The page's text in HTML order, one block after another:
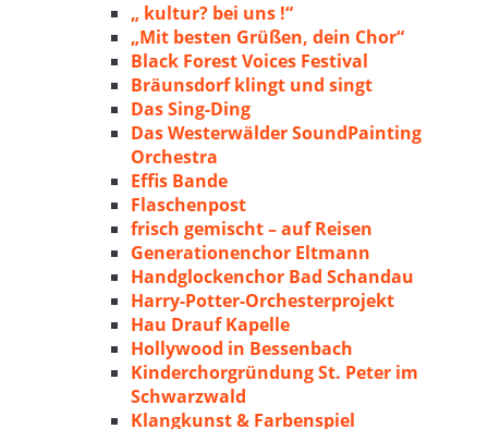
„ kultur? bei uns !“
„Mit besten Grüßen, dein Chor“
Black Forest Voices Festival
Bräunsdorf klingt und singt
Das Sing-Ding
Das Westerwälder SoundPainting
Orchestra
Effis Bande
Flaschenpost
frisch gemischt – auf Reisen
Generationenchor Eltmann
Handglockenchor Bad Schandau
Harry-Potter-Orchesterprojekt
Hau Drauf Kapelle
Hollywood in Bessenbach
Kinderchorgründung St. Peter im
Schwarzwald
Klangkunst & Farbenspiel